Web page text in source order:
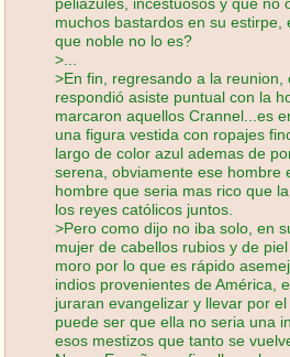
muchos bastardos en su estirpe,
que noble no lo es?
>...
>En fin, regresando a la reunion,
respondió asiste puntual con la
marcaron aquellos Crannel...es
una figura vestida con ropajes
largo de color azul ademas de
serena, obviamente ese hombre
hombre que seria mas rico que
los reyes católicos juntos.
>Pero como dijo no iba solo, en
mujer de cabellos rubios y de
moro por lo que es rápido
indios provenientes de América,
juraran evangelizar y llevar por el
puede ser que ella no seria una
esos mestizos que tanto se